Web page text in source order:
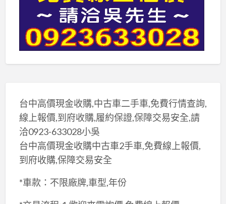
台中高價現金收購,中古車二手車,免費行情查詢,
線上報價,到府收購,履約保證,保障交易安全,請
洽0923-633028小吳
台中高價現金收購中古車2手車,免費線上報價,
到府收購,保障交易安全
*車款：不限廠牌,車型,年份